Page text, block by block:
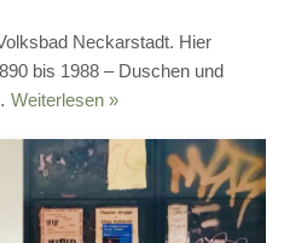
Neckarstadt. Hier
bis 1988 – Duschen und
Weiterlesen »